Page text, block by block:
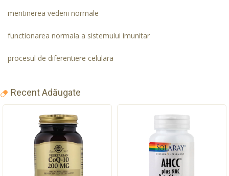
mentinerea vederii normale
functionarea normala a sistemului imunitar
procesul de diferentiere celulara
Recent Adăugate